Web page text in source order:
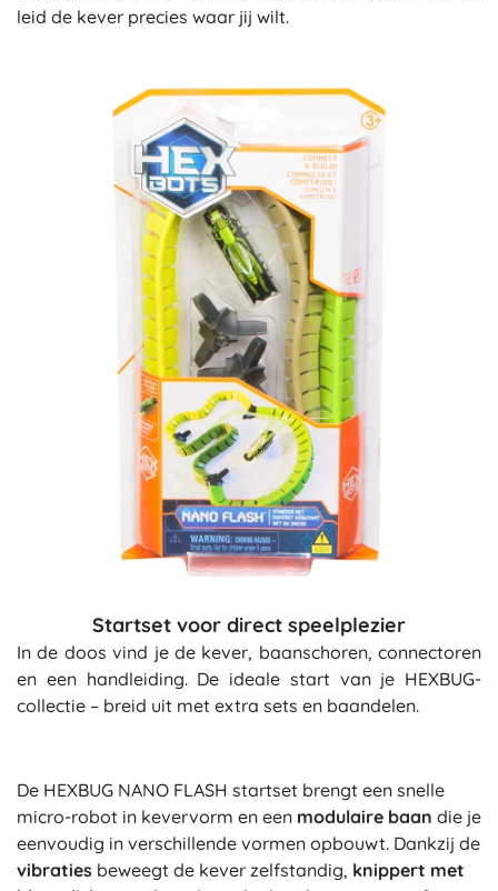
leid de kever precies waar jij wilt.
Startset voor direct speelplezier
In de doos vind je de kever, baanschoren, connectoren
en een handleiding. De ideale start van je HEXBUG-
collectie – breid uit met extra sets en baandelen.
De HEXBUG NANO FLASH startset brengt een snelle
micro-robot in kevervorm en een modulaire baan die je
eenvoudig in verschillende vormen opbouwt. Dankzij de
vibraties beweegt de kever zelfstandig, knippert met